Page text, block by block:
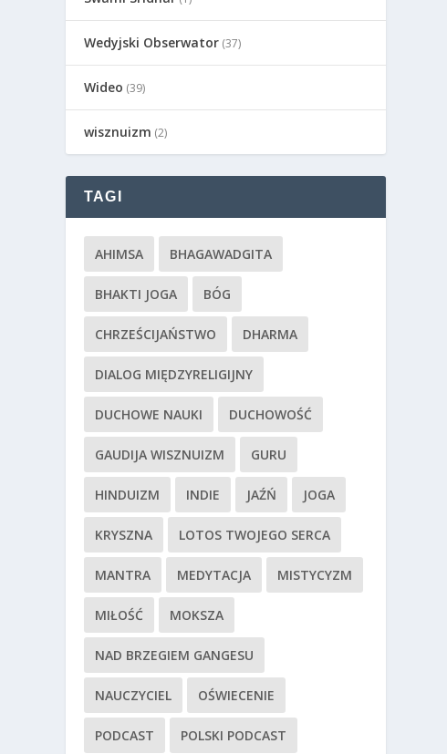
Wedyjski Obserwator(37)
Wideo (39)
wisznuizm (2)
TAGI
AHIMSA BHAGAWADGITA
BHAKTI JOGA BÓG
CHRZEŚCIJAŃSTWO DHARMA
DIALOG MIĘDZYRELIGIJNY
DUCHOWE NAUKI DUCHOWOŚĆ
GAUDIJA WISZNUIZM GURU
HINDUIZM INDIE JAŹŃ JOGA
KRYSZNA LOTOS TWOJEGO SERCA
MANTRA MEDYTACJA MISTYCYZM
MIŁOŚĆ MOKSZA
NAD BRZEGIEM GANGESU
NAUCZYCIEL OŚWIECENIE
PODCAST POLSKI PODCAST